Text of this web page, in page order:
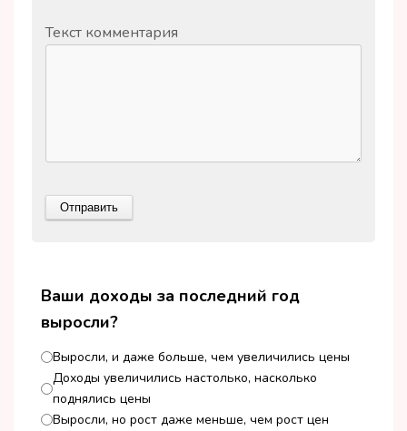
Текст комментария
Ваши доходы за последний год
выросли?
Выросли, и даже больше, чем увеличились цены
Доходы увеличились настолько, насколько
поднялись цены
Выросли, но рост даже меньше, чем рост цен